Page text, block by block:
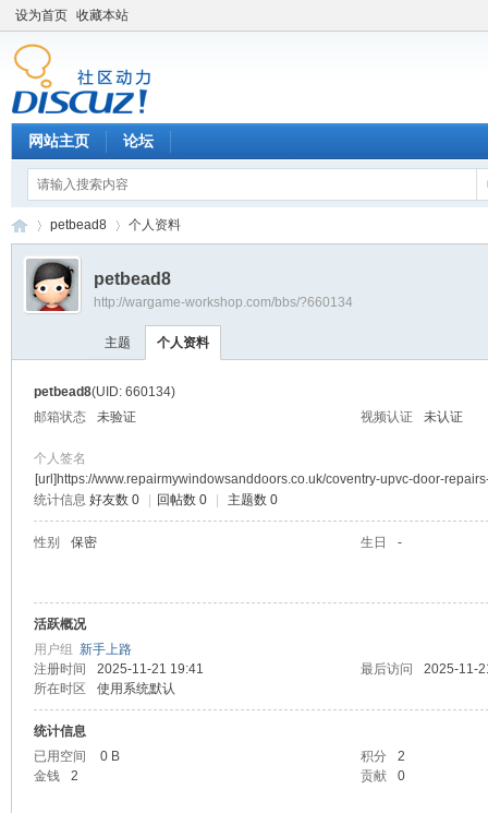
设为首页 收藏本站
网站主页 论坛
›
petbead8 个人资料
petbead8
http://wargame-workshop.com/bbs/?660134
主题 个人资料
petbead8(UID: 660134)
邮箱状态
未验证 视频认证 未认证
个人签名
[url]https://www.repairmywindowsanddoors.co.uk/coventry-upvc-door-
统计信息 好友数 0 回帖数 0 主题数 0
性别 保密 生日 -
活跃概况
用户组 新手上路
注册时间
2025-11-21 19:41 最后访问
2025-11-
所在时区
使用系统默认
统计信息
已用空间
0 B 积分
2
金钱
2 贡献 0